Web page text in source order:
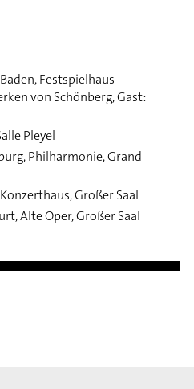
Festspielhaus
von Schönberg, Gast:
Pleyel
Philharmonie, Grand
Großer Saal
Alte Oper, Großer Saal